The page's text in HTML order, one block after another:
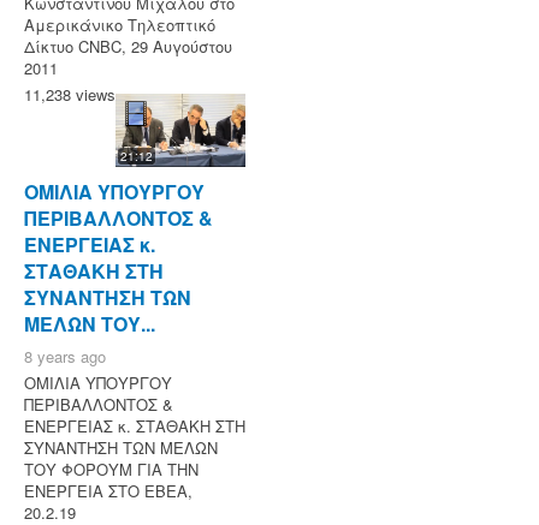
Αμερικάνικο Τηλεοπτικό
Δίκτυο CNBC, 29 Αυγούστου
2011
11,238 views
21:12
ΟΜΙΛΙΑ ΥΠΟΥΡΓΟΥ
ΠΕΡΙΒΑΛΛΟΝΤΟΣ &
ΕΝΕΡΓΕΙΑΣ κ.
ΣΤΑΘΑΚΗ ΣΤΗ
ΣΥΝΑΝΤΗΣΗ ΤΩΝ
ΜΕΛΩΝ ΤΟΥ...
8 years ago
ΟΜΙΛΙΑ ΥΠΟΥΡΓΟΥ
ΠΕΡΙΒΑΛΛΟΝΤΟΣ &
ΕΝΕΡΓΕΙΑΣ κ. ΣΤΑΘΑΚΗ ΣΤΗ
ΣΥΝΑΝΤΗΣΗ ΤΩΝ ΜΕΛΩΝ
ΤΟΥ ΦΟΡΟΥΜ ΓΙΑ ΤΗΝ
ΕΝΕΡΓΕΙΑ ΣΤΟ ΕΒΕΑ,
20.2.19